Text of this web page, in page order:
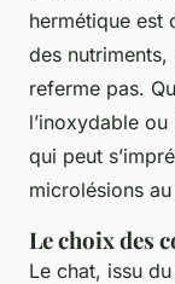
hermétique est
des nutriments,
referme pas.
l’inoxydable
qui peut
microlésions
Le choix des
Le chat, issu